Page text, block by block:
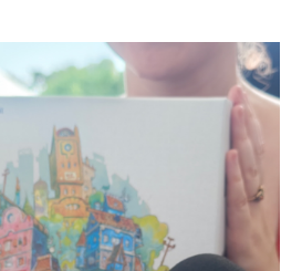
est dure,
aux
prospérer à
vouloir
se sentir
carrière dans
troisième
sa chance
Alex&Bar